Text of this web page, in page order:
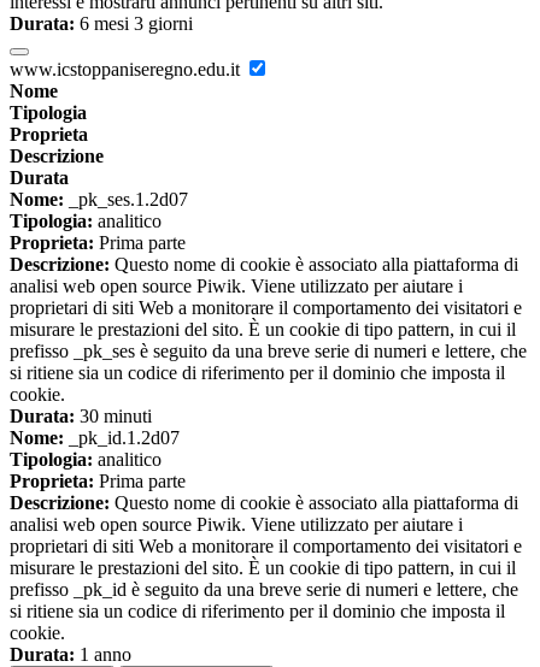
Durata: 6 mesi 3 giorni
www.icstoppaniseregno.edu.it
Nome
Tipologia
Proprieta
Descrizione
Durata
Nome: _pk_ses.1.2d07
Tipologia: analitico
Proprieta: Prima parte
Descrizione: Questo nome di cookie è associato alla piattaforma di
analisi web open source Piwik. Viene utilizzato per aiutare i
proprietari di siti Web a monitorare il comportamento dei visitatori e
misurare le prestazioni del sito. È un cookie di tipo pattern, in cui il
prefisso _pk_ses è seguito da una breve serie di numeri e lettere, che
si ritiene sia un codice di riferimento per il dominio che imposta il
cookie.
Durata: 30 minuti
Nome: _pk_id.1.2d07
Tipologia: analitico
Proprieta: Prima parte
Descrizione: Questo nome di cookie è associato alla piattaforma di
analisi web open source Piwik. Viene utilizzato per aiutare i
proprietari di siti Web a monitorare il comportamento dei visitatori e
misurare le prestazioni del sito. È un cookie di tipo pattern, in cui il
prefisso _pk_id è seguito da una breve serie di numeri e lettere, che
si ritiene sia un codice di riferimento per il dominio che imposta il
cookie.
Durata: 1 anno